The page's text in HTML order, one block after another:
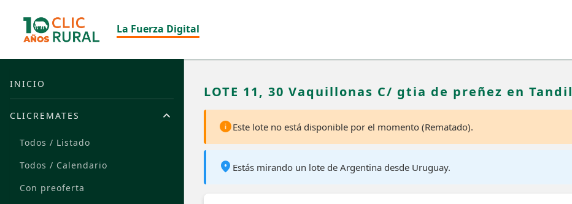
La Fuerza Digital
INICIO
CLICREMATES
Todos / Listado
Todos / Calendario
Con preoferta
LOTE 11, 30 Vaquillonas C/ gtia de preñez en Tandil
Este lote no está disponible por el momento (Rematado).
Estás mirando un lote de Argentina desde Uruguay.